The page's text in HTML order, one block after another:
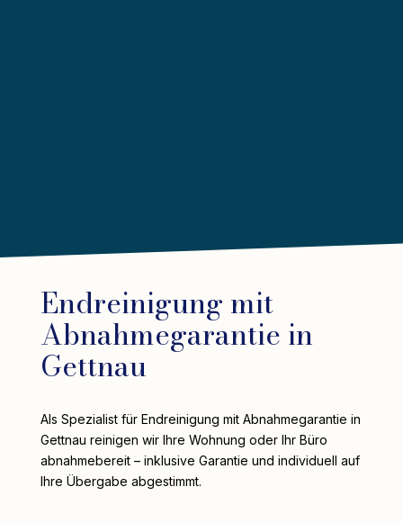
Endreinigung mit
Abnahmegarantie in
Gettnau
Als Spezialist für Endreinigung mit Abnahmegarantie in
Gettnau reinigen wir Ihre Wohnung oder Ihr Büro
abnahmebereit – inklusive Garantie und individuell auf
Ihre Übergabe abgestimmt.